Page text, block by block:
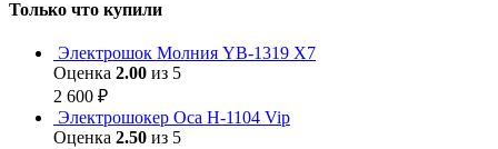
Только что купили
Электрошок Молния YB-1319 Х7
Оценка 2.00 из 5
2 600 ₽
Электрошокер Оса H-1104 Vip
Оценка 2.50 из 5